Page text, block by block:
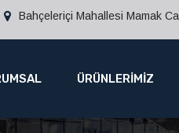
Bahçeleriçi Mahallesi Mamak
ÜRÜNLERİMİZ